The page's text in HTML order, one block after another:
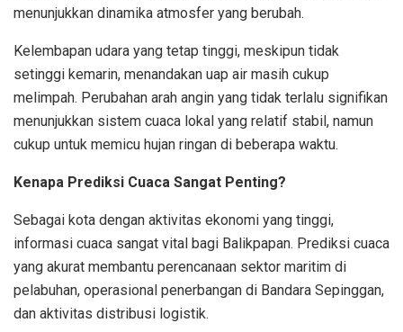
menunjukkan dinamika atmosfer yang berubah.
Kelembapan udara yang tetap tinggi, meskipun tidak
setinggi kemarin, menandakan uap air masih cukup
melimpah. Perubahan arah angin yang tidak terlalu signifikan
menunjukkan sistem cuaca lokal yang relatif stabil, namun
cukup untuk memicu hujan ringan di beberapa waktu.
Kenapa Prediksi Cuaca Sangat Penting?
Sebagai kota dengan aktivitas ekonomi yang tinggi,
informasi cuaca sangat vital bagi Balikpapan. Prediksi cuaca
yang akurat membantu perencanaan sektor maritim di
pelabuhan, operasional penerbangan di Bandara Sepinggan,
dan aktivitas distribusi logistik.